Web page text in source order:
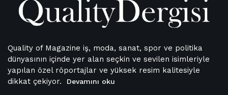
Quality of Magazine iş, moda, sanat, spor ve politika
dünyasının içinde yer alan seçkin ve sevilen isimleriyle
yapılan özel röportajlar ve yüksek resim kalitesiyle
dikkat çekiyor.
Devamını oku